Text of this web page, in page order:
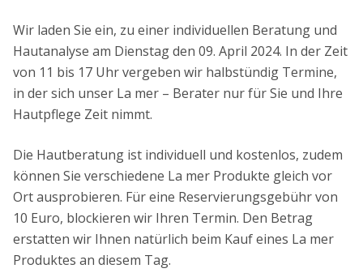
Wir laden Sie ein, zu einer individuellen Beratung und
Hautanalyse am Dienstag den 09. April 2024. In der Zeit
von 11 bis 17 Uhr vergeben wir halbstündig Termine,
in der sich unser La mer – Berater nur für Sie und Ihre
Hautpflege Zeit nimmt.
Die Hautberatung ist individuell und kostenlos, zudem
können Sie verschiedene La mer Produkte gleich vor
Ort ausprobieren. Für eine Reservierungsgebühr von
10 Euro, blockieren wir Ihren Termin. Den Betrag
erstatten wir Ihnen natürlich beim Kauf eines La mer
Produktes an diesem Tag.